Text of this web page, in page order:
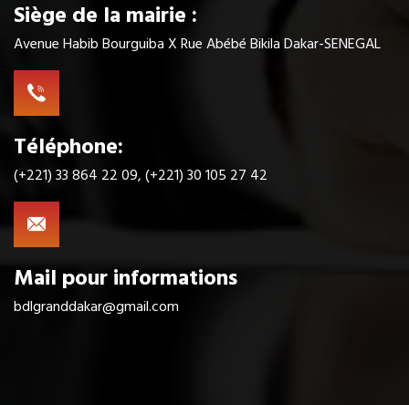
Siège de la mairie :
Avenue Habib Bourguiba X Rue Abébé Bikila Dakar-SENEGAL
Téléphone:
(+221) 33 864 22 09, (+221) 30 105 27 42
Mail pour informations
bdlgranddakar@gmail.com